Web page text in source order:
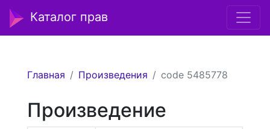
Каталог прав
Главная Произведения code 5485778
Произведение